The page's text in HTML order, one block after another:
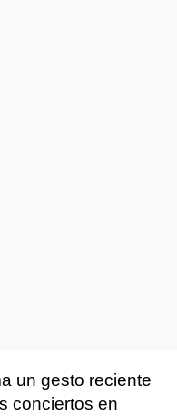
un gesto reciente
conciertos en